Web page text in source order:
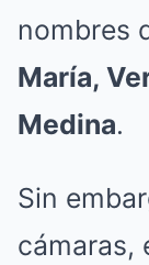
nombres
María,
Medina.
Sin
cámaras,